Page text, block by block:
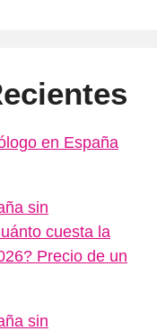
en España
sin
cuesta la
Precio de un
sin